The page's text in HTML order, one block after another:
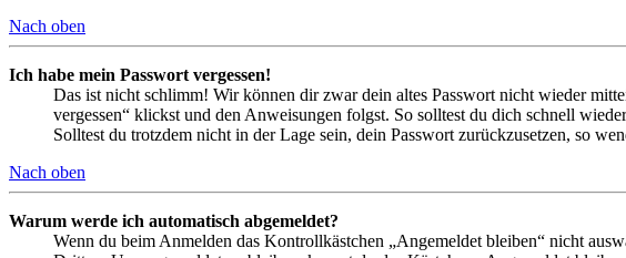
Nach oben
Ich habe mein Passwort vergessen!
Das ist nicht schlimm! Wir können dir zwar dein altes Passwort nicht wieder
vergessen“ klickst und den Anweisungen folgst. So solltest du dich schnell
Solltest du trotzdem nicht in der Lage sein, dein Passwort zurückzusetzen, so
Nach oben
Warum werde ich automatisch abgemeldet?
Wenn du beim Anmelden das Kontrollkästchen „Angemeldet bleiben“ nicht